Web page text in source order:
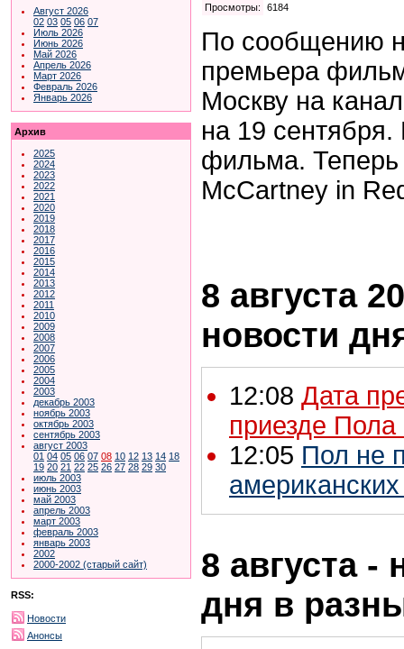
Август 2026
02 03 05 06 07
Июль 2026
Июнь 2026
Май 2026
Апрель 2026
Март 2026
Февраль 2026
Январь 2026
Архив
2025
2024
2023
2022
2021
2020
2019
2018
2017
2016
2015
2014
2013
2012
2011
2010
2009
2008
2007
2006
2005
2004
2003
декабрь 2003
ноябрь 2003
октябрь 2003
сентябрь 2003
август 2003
01 04 05 06 07 08 10 12 13 14 18
19 20 21 22 25 26 27 28 29 30
июль 2003
июнь 2003
май 2003
апрель 2003
март 2003
февраль 2003
январь 2003
2002
2000-2002 (старый сайт)
RSS:
Новости
Анонсы
Просмотры:
6184
По сообщению
премьера
Москву на
на 19
фильма. Теперь
McCartney in
8 августа
новости
12:08 Дата
приезде
12:05 Пол не
8 августа -
дня в